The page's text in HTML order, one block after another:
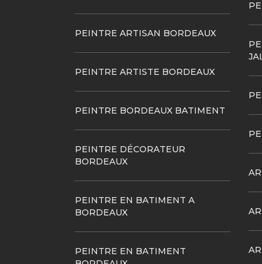
PEINTRE ARTISAN BORDEAUX
PEINTRE ARTISTE BORDEAUX
PEINTRE BORDEAUX BATIMENT
PEINTRE DÉCORATEUR
BORDEAUX
PEINTRE EN BATIMENT A
BORDEAUX
PEINTRE EN BATIMENT